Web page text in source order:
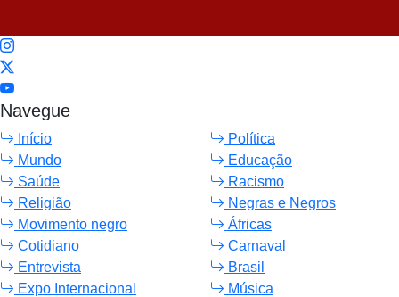
Navegue
Início
Política
Mundo
Educação
Saúde
Racismo
Religião
Negras e Negros
Movimento negro
Áfricas
Cotidiano
Carnaval
Entrevista
Brasil
Expo Internacional
Música